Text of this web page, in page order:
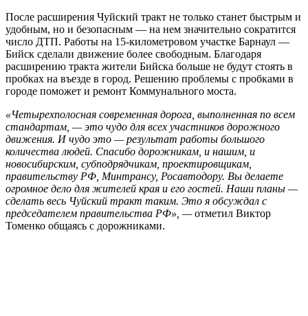
После расширения Чуйский тракт не только станет быстрым и
удобным, но и безопасным — на нем значительно сократится
число ДТП. Работы на 15-километровом участке Барнаул —
Бийск сделали движение более свободным. Благодаря
расширению тракта жители Бийска больше не будут стоять в
пробках на въезде в город. Решению проблемы с пробками в
городе поможет и ремонт Коммунального моста.
«Четырехполосная современная дорога, выполненная по всем
стандартам, — это чудо для всех участников дорожного
движения. И чудо это — результат работы большого
количества людей. Спасибо дорожникам, и нашим, и
новосибирским, субподрядчикам, проектировщикам,
правительству РФ, Минтрансу, Росавтодору. Вы делаете
огромное дело для жителей края и его гостей. Наши планы —
сделать весь Чуйский тракт таким. Это я обсуждал с
председателем правительства РФ», —отметил Виктор
Томенко общаясь с дорожниками.